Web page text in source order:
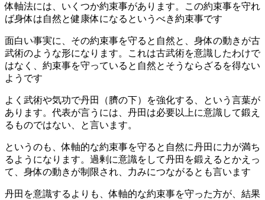
体軸法には、いくつか約束事があります。この約束事を守れ
ば身体は自然と健康体になるというべき約束事です
面白い事実に、その約束事を守ると自然と、身体の動きが古
武術のような形になります。これは古武術を意識したわけで
はなく、約束事を守っていると自然とそうならざるを得ない
ようです
よく武術や気功で丹田（臍の下）を強化する、という言葉が
あります。代表が言うには、丹田は必要以上に意識して鍛え
るものではない、と言います。
というのも、体軸的な約束事を守ると自然に丹田に力が満ち
るようになります。過剰に意識をして丹田を鍛えるとかえっ
て、身体の動きが制限され、力みにつながるとも言います
丹田を意識するよりも、体軸的な約束事を守った方が、結果